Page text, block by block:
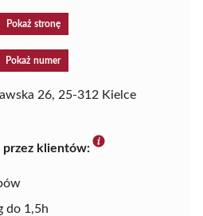
Pokaż stronę
Pokaż numer
26, 25-312 Kielce
przez klientów:
do 1,5h